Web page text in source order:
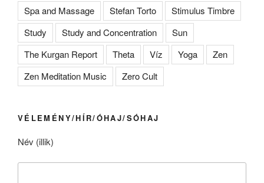
Spa and Massage
Stefan Torto
Stimulus Timbre
Study
Study and Concentration
Sun
The Kurgan Report
Theta Víz Yoga
Zen
Zen Meditation Music
Zero Cult
VÉLEMÉNY/HÍR/ÓHAJ/SÓHAJ
Név (illik)